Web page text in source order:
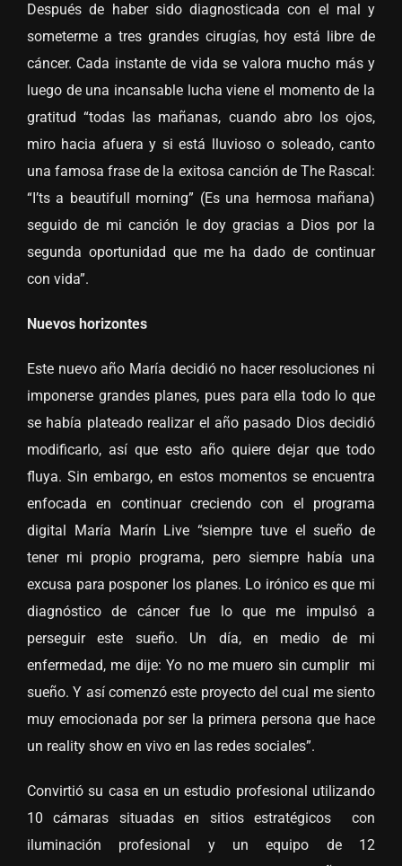
Después de haber sido diagnosticada con el mal y
someterme a tres grandes cirugías, hoy está libre de
cáncer. Cada instante de vida se valora mucho más y
luego de una incansable lucha viene el momento de la
gratitud “todas las mañanas, cuando abro los ojos,
miro hacia afuera y si está lluvioso o soleado, canto
una famosa frase de la exitosa canción de The Rascal:
“I’ts a beautifull morning” (Es una hermosa mañana)
seguido de mi canción le doy gracias a Dios por la
segunda oportunidad que me ha dado de continuar
con vida”.
Nuevos horizontes
Este nuevo año María decidió no hacer resoluciones ni
imponerse grandes planes, pues para ella todo lo que
se había plateado realizar el año pasado Dios decidió
modificarlo, así que esto año quiere dejar que todo
fluya. Sin embargo, en estos momentos se encuentra
enfocada en continuar creciendo con el programa
digital María Marín Live “siempre tuve el sueño de
tener mi propio programa, pero siempre había una
excusa para posponer los planes. Lo irónico es que mi
diagnóstico de cáncer fue lo que me impulsó a
perseguir este sueño. Un día, en medio de mi
enfermedad, me dije: Yo no me muero sin cumplir mi
sueño. Y así comenzó este proyecto del cual me siento
muy emocionada por ser la primera persona que hace
un reality show en vivo en las redes sociales”.
Convirtió su casa en un estudio profesional utilizando
10 cámaras situadas en sitios estratégicos con
iluminación profesional y un equipo de 12